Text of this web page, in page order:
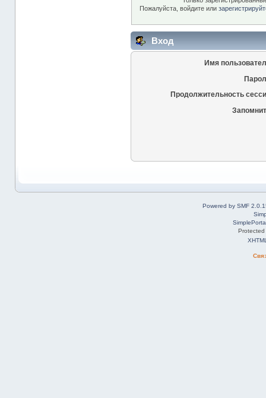
Пожалуйста, войдите или
Вход
Имя
Продолжительность
Powered by SMF